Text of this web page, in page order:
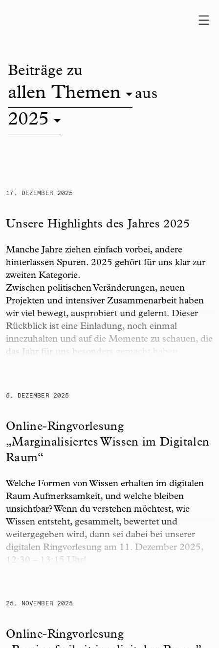
Skip to content
Beiträge zu
allen Themen aus
2025
Unsere Highlights des Jahres 2025
17. DEZEMBER 2025
Unsere Highlights des Jahres 2025
Manche Jahre ziehen einfach vorbei, andere
hinterlassen Spuren. 2025 gehört für uns klar zur
zweiten Kategorie.
Zwischen politischen Veränderungen, neuen
Projekten und intensiver Zusammenarbeit haben
wir viel bewegt, ausprobiert und gelernt. Dieser
Rückblick ist eine Einladung, noch einmal
innezuhalten und auf die Momente zu schauen, die
das Jahr für uns besonders gemacht haben.
Online-Ringvorlesung „Marginalisiertes Wissen im
5. DEZEMBER 2025
Online-Ringvorlesung
„Marginalisiertes Wissen im Digitalen
Raum“
Welche Formen von Wissen erhalten im digitalen
Raum Aufmerksamkeit, und welche bleiben
unsichtbar? Wenn du verstehen möchtest, wie
Wissen entsteht, gesammelt, bewertet und
weitergegeben wird, dann sei dabei bei unserer
digitalen Ringvorlesung am 11. Dezember 2025,
12:30 – 13:15 Uhr!
Online-Ringvorlesung „Barrierefreiheit im digitalen
25. NOVEMBER 2025
Online-Ringvorlesung